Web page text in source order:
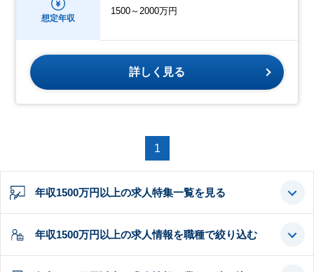
想定年収
1500～2000万円
詳しく見る
1
年収1500万円以上の求人特集一覧を見る
年収1500万円以上の求人情報を職種で絞り込む